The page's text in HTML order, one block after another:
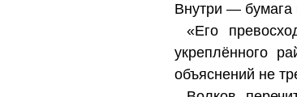
Внутри — бумага
«Его
укреплённого
объяснений не